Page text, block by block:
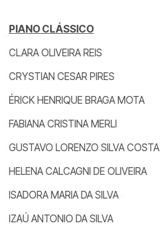
PIANO CLÁSSICO
CLARA OLIVEIRA REIS
CRYSTIAN CESAR PIRES
ÉRICK HENRIQUE BRAGA MOTA
FABIANA CRISTINA MERLI
GUSTAVO LORENZO SILVA COSTA
HELENA CALCAGNI DE OLIVEIRA
ISADORA MARIA DA SILVA
IZAÚ ANTONIO DA SILVA